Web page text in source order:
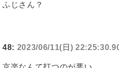
ふじさん？
48: 2023/06/11(日)